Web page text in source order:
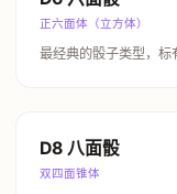
正六面体（立方体）
最经典的骰子类型，标
D8 八面骰
双四面锥体